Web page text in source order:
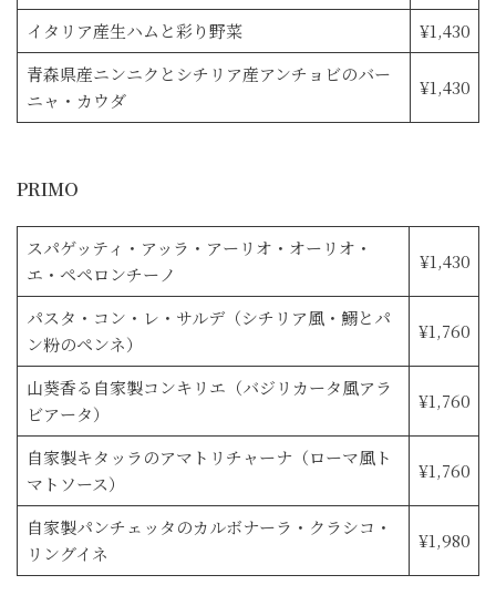
イタリア産生ハムと彩り野菜
¥1,430
青森県産ニンニクとシチリア産アンチョビのバー
ニャ・カウダ
¥1,430
PRIMO
スパゲッティ・アッラ・アーリオ・オーリオ・
エ・ペペロンチーノ
¥1,430
パスタ・コン・レ・サルデ（シチリア風・鰯とパ
ン粉のペンネ）
¥1,760
山葵香る自家製コンキリエ（バジリカータ風アラ
ビアータ）
¥1,760
自家製キタッラのアマトリチャーナ（ローマ風ト
マトソース）
¥1,760
自家製パンチェッタのカルボナーラ・クラシコ・
リングイネ
¥1,980